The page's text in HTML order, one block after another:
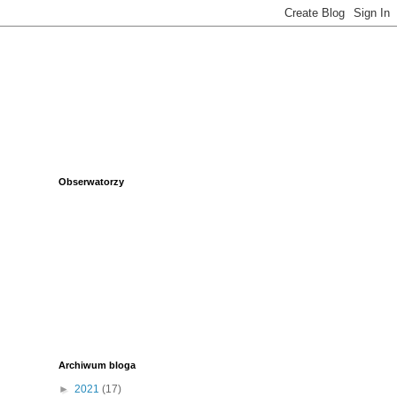
Obserwatorzy
Archiwum bloga
► 2021 (17)